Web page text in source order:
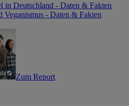
in Deutschland - Daten & Fakten
Veganismus - Daten & Fakten
Zum Report